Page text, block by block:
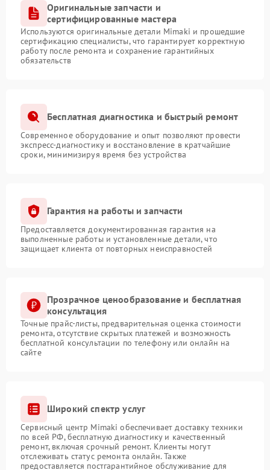
Оригинальные запчасти и
сертифицированные мастера
Используются оригинальные детали Mimaki и прошедшие
сертификацию специалисты, что гарантирует корректную
работу после ремонта и сохранение гарантийных
обязательств
Бесплатная диагностика и быстрый ремонт
Современное оборудование и опыт позволяют провести
экспресс-диагностику и восстановление в кратчайшие
сроки, минимизируя время без устройства
Гарантия на работы и запчасти
Предоставляется документированная гарантия на
выполненные работы и установленные детали, что
защищает клиента от повторных неисправностей
Прозрачное ценообразование и бесплатная
консультация
Точные прайс-листы, предварительная оценка стоимости
ремонта, отсутствие скрытых платежей и возможность
бесплатной консультации по телефону или онлайн на
сайте
Широкий спектр услуг
Сервисный центр Mimaki обеспечивает доставку техники
по всей РФ, бесплатную диагностику и качественный
ремонт, включая срочный ремонт. Клиенты могут
отслеживать статус ремонта онлайн. Также
предоставляется постгарантийное обслуживание для